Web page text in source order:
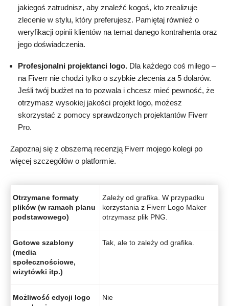
jakiegoś zatrudnisz, aby znaleźć kogoś, kto zrealizuje
zlecenie w stylu, który preferujesz. Pamiętaj również o
weryfikacji opinii klientów na temat danego kontrahenta oraz
jego doświadczenia.
Profesjonalni projektanci logo. Dla każdego coś miłego –
na Fiverr nie chodzi tylko o szybkie zlecenia za 5 dolarów.
Jeśli twój budżet na to pozwala i chcesz mieć pewność, że
otrzymasz wysokiej jakości projekt logo, możesz
skorzystać z pomocy sprawdzonych projektantów Fiverr
Pro.
Zapoznaj się z obszerną recenzją Fiverr mojego kolegi po
więcej szczegółów o platformie.
Otrzymane formaty
plików (w ramach planu
podstawowego)
Zależy od grafika. W przypadku
korzystania z Fiverr Logo Maker
otrzymasz plik PNG.
Gotowe szablony
(media
społecznościowe,
wizytówki itp.)
Tak, ale to zależy od grafika.
Możliwość edycji logo
Nie